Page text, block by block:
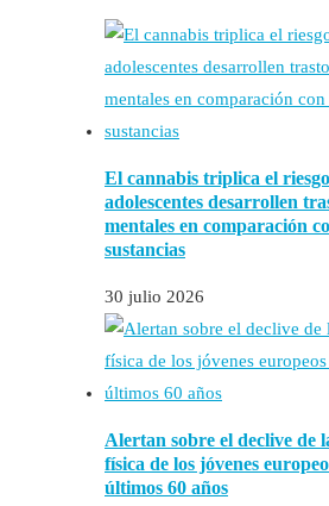
El cannabis triplica el
adolescentes desarrollen
mentales en comparación
sustancias
30 julio 2026
Alertan sobre el declive de
física de los jóvenes
últimos 60 años